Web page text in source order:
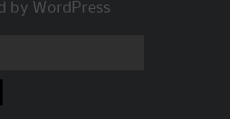
by WordPress